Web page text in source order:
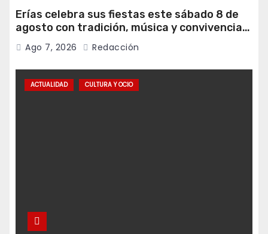
Erías celebra sus fiestas este sábado 8 de
agosto con tradición, música y convivencia
vecinal
Ago 7, 2026 Redacción
ACTUALIDAD CULTURA Y OCIO